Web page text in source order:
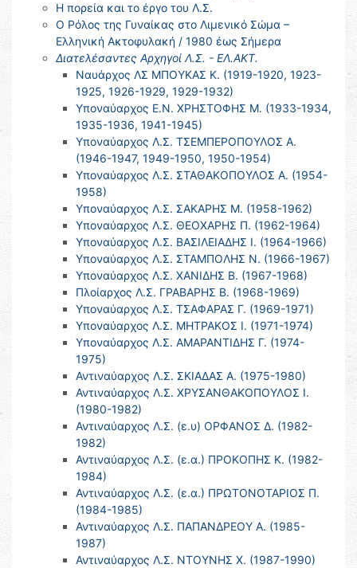
Η πορεία και το έργο του Λ.Σ.
Ο Ρόλος της Γυναίκας στο Λιμενικό Σώμα –
Ελληνική Ακτοφυλακή / 1980 έως Σήμερα
Διατελέσαντες Αρχηγοί Λ.Σ. - ΕΛ.ΑΚΤ.
Ναυάρχος ΛΣ ΜΠΟΥΚΑΣ Κ. (1919-1920, 1923-
1925, 1926-1929, 1929-1932)
Υποναύαρχος Ε.Ν. ΧΡΗΣΤΟΦΗΣ Μ. (1933-1934,
1935-1936, 1941-1945)
Υποναύαρχος Λ.Σ. ΤΣΕΜΠΕΡΟΠΟΥΛΟΣ Α.
(1946-1947, 1949-1950, 1950-1954)
Υποναύαρχος Λ.Σ. ΣΤΑΘΑΚΟΠΟΥΛΟΣ Α. (1954-
1958)
Υποναύαρχος Λ.Σ. ΣΑΚΑΡΗΣ Μ. (1958-1962)
Υποναύαρχος Λ.Σ. ΘΕΟΧΑΡΗΣ Π. (1962-1964)
Υποναύαρχος Λ.Σ. ΒΑΣΙΛΕΙΑΔΗΣ Ι. (1964-1966)
Υποναύαρχος Λ.Σ. ΣΤΑΜΠΟΛΗΣ Ν. (1966-1967)
Υποναύαρχος Λ.Σ. ΧΑΝΙΔΗΣ Β. (1967-1968)
Πλοίαρχος Λ.Σ. ΓΡΑΒΑΡΗΣ Β. (1968-1969)
Υποναύαρχος Λ.Σ. ΤΣΑΦΑΡΑΣ Γ. (1969-1971)
Υποναύαρχος Λ.Σ. ΜΗΤΡΑΚΟΣ Ι. (1971-1974)
Υποναύαρχος Λ.Σ. ΑΜΑΡΑΝΤΙΔΗΣ Γ. (1974-
1975)
Αντιναύαρχος Λ.Σ. ΣΚΙΑΔΑΣ Α. (1975-1980)
Αντιναύαρχος Λ.Σ. ΧΡΥΣΑΝΘΑΚΟΠΟΥΛΟΣ Ι.
(1980-1982)
Αντιναύαρχος Λ.Σ. (ε.υ) ΟΡΦΑΝΟΣ Δ. (1982-
1982)
Αντιναύαρχος Λ.Σ. (ε.α.) ΠΡΟΚΟΠΗΣ Κ. (1982-
1984)
Αντιναύαρχος Λ.Σ. (ε.α.) ΠΡΩΤΟΝΟΤΑΡΙΟΣ Π.
(1984-1985)
Αντιναύαρχος Λ.Σ. ΠΑΠΑΝΔΡΕΟΥ Α. (1985-
1987)
Αντιναύαρχος Λ.Σ. ΝΤΟΥΝΗΣ Χ. (1987-1990)